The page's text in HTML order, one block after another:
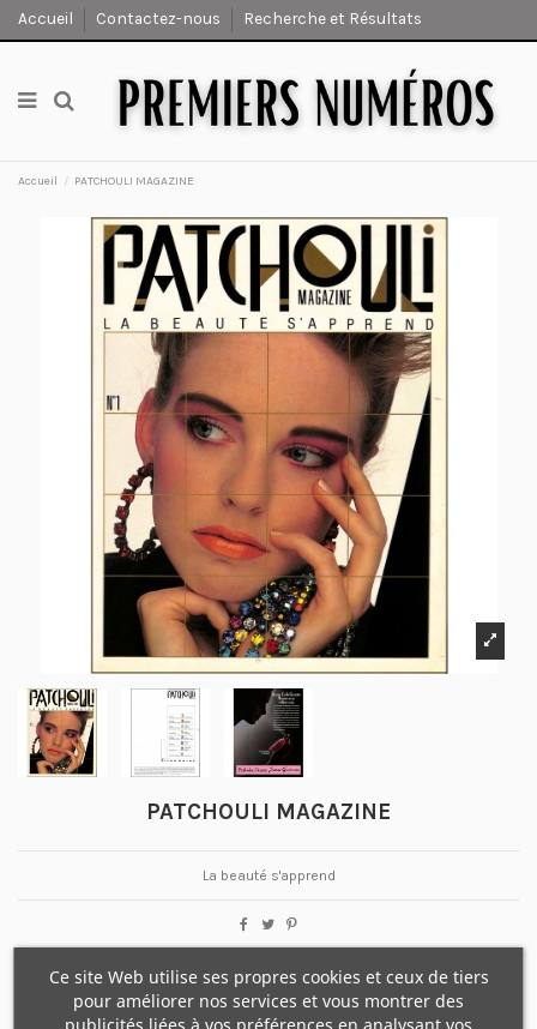
Accueil Contactez-nous Recherche et Résultats
Accueil PATCHOULI MAGAZINE
PATCHOULI MAGAZINE
La beauté s'apprend
Ce site Web utilise ses propres cookies et ceux de tiers
pour améliorer nos services et vous montrer des